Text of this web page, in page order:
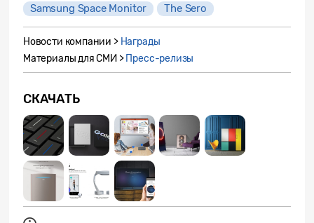
Samsung Space Monitor
The Sero
Новости компании > Награды
Материалы для СМИ > Пресс-релизы
СКАЧАТЬ